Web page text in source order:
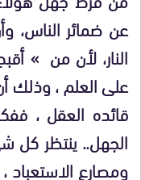
عن ضمائر الناس،
النار، لأن من »
على العلم ، وذلك
قائده العقل ،
الجهل.. ينتظر كل